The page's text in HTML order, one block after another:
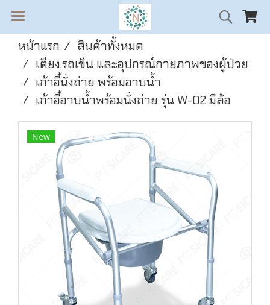
หน้าแรก
สินค้าทั้งหมด
เตียง,รถเข็น และอุปกรณ์กายภาพของผู้ป่วย
เก้าอี้นั่งถ่าย พร้อมอาบน้ำ
เก้าอี้อาบน้ำพร้อมนั่งถ่าย รุ่น W-02 มีล้อ
New